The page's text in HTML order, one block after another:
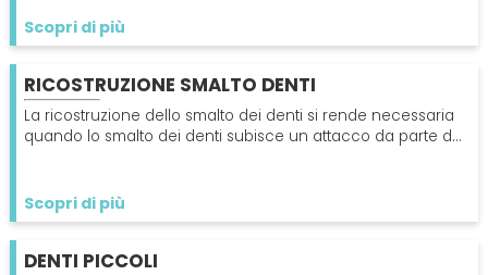
Scopri di più
RICOSTRUZIONE SMALTO DENTI
La ricostruzione dello smalto dei denti si rende necessaria
quando lo smalto dei denti subisce un attacco da parte dei
Scopri di più
DENTI PICCOLI